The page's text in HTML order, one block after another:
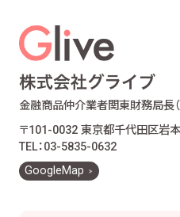
金融商品仲介業者関東財務局長
〒101-0032 東京都千代田区岩
TEL：03-5835-0632
GoogleMap